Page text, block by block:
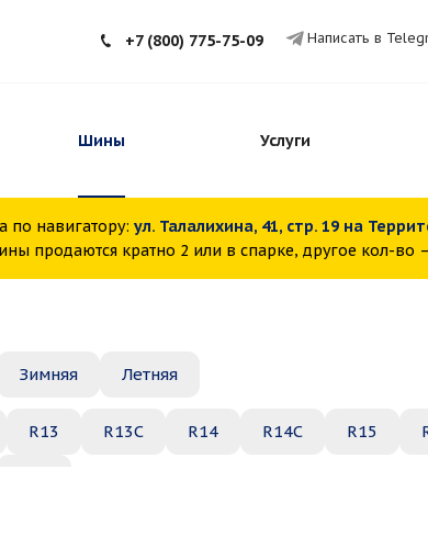
+7 (800) 775-75-09 Написать в
Шины Услуги
по навигатору: ул. Талалихина, 41, стр. 19 на
продаются кратно 2 или в спарке, другое кол-во
Зимняя Летняя
R13 R13C R14 R14C R15